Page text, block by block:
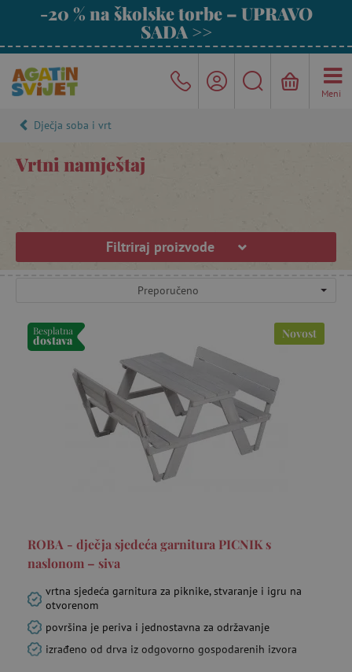
-20 % na školske torbe – UPRAVO
SADA >>
Meni
Dječja soba i vrt
Vrtni namještaj
Filtriraj proizvode
Preporučeno
Besplatna
dostava Novost
ROBA - dječja sjedeća garnitura PICNIK s
naslonom – siva
vrtna sjedeća garnitura za piknike, stvaranje i igru na
otvorenom
površina je periva i jednostavna za održavanje
izrađeno od drva iz odgovorno gospodarenih izvora